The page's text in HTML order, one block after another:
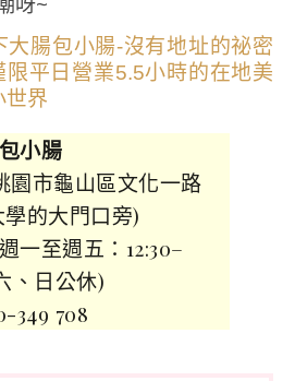
小腸
園市龜山區文化一路
的大門口旁)
一至週五：12:30–
、日公休)
349 708